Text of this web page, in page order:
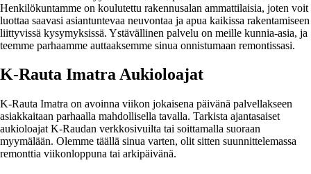
Henkilökuntamme on koulutettu rakennusalan ammattilaisia, joten voit
luottaa saavasi asiantuntevaa neuvontaa ja apua kaikissa rakentamiseen
liittyvissä kysymyksissä. Ystävällinen palvelu on meille kunnia-asia, ja
teemme parhaamme auttaaksemme sinua onnistumaan remontissasi.
K-Rauta Imatra Aukioloajat
K-Rauta Imatra on avoinna viikon jokaisena päivänä palvellakseen
asiakkaitaan parhaalla mahdollisella tavalla. Tarkista ajantasaiset
aukioloajat K-Raudan verkkosivuilta tai soittamalla suoraan
myymälään. Olemme täällä sinua varten, olit sitten suunnittelemassa
remonttia viikonloppuna tai arkipäivänä.